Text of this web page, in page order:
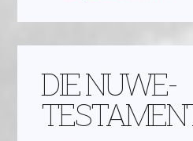
DIE NUWE-